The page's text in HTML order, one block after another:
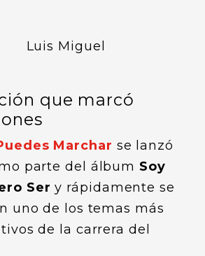
que marcó
Marchar se lanzó
parte del álbum Soy
Ser y rápidamente se
uno de los temas más
de la carrera del